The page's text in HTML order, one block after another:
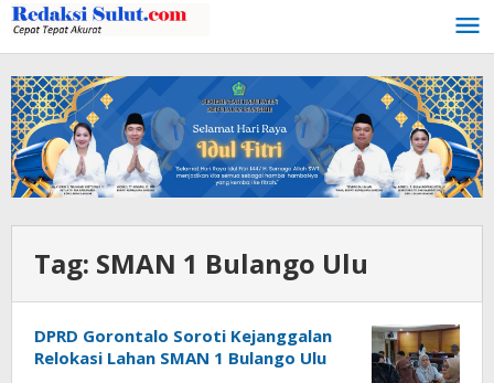
Lewati
ke
konten
Tag: SMAN 1 Bulango Ulu
DPRD Gorontalo Soroti Kejanggalan
Relokasi Lahan SMAN 1 Bulango Ulu